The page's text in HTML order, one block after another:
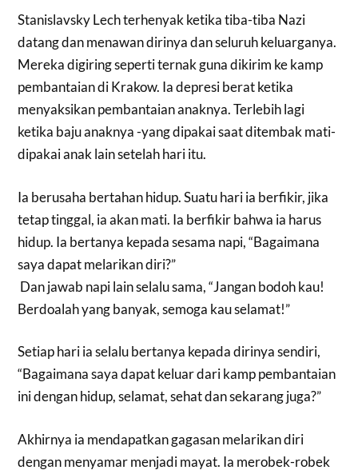
Stanislavsky Lech terhenyak ketika tiba-tiba Nazi
datang dan menawan dirinya dan seluruh keluarganya.
Mereka digiring seperti ternak guna dikirim ke kamp
pembantaian di Krakow. Ia depresi berat ketika
menyaksikan pembantaian anaknya. Terlebih lagi
ketika baju anaknya -yang dipakai saat ditembak mati-
dipakai anak lain setelah hari itu.
Ia berusaha bertahan hidup. Suatu hari ia berfikir, jika
tetap tinggal, ia akan mati. Ia berfikir bahwa ia harus
hidup. Ia bertanya kepada sesama napi, “Bagaimana
saya dapat melarikan diri?”
Dan jawab napi lain selalu sama, “Jangan bodoh kau!
Berdoalah yang banyak, semoga kau selamat!”
Setiap hari ia selalu bertanya kepada dirinya sendiri,
“Bagaimana saya dapat keluar dari kamp pembantaian
ini dengan hidup, selamat, sehat dan sekarang juga?”
Akhirnya ia mendapatkan gagasan melarikan diri
dengan menyamar menjadi mayat. Ia merobek-robek